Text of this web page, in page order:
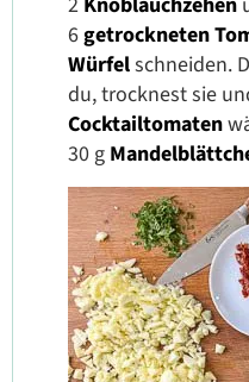
6 getrockneten
Würfelschneiden.
du, trocknest sie
Cocktailtomaten
30 g